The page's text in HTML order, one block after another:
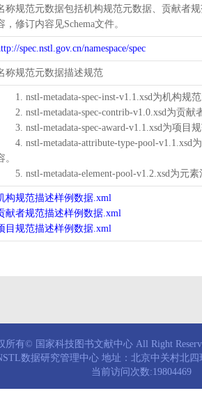
称规范元数据包括机构规范元数据、贡献者
，修订内容见Schema文件。
spec.nstl.gov.cn/namespace/spec
称规范元数据描述规范
1. nstl-metadata-spec-inst-v1.1.xsd为机构规
2. nstl-metadata-spec-contrib-v1.0.xsd为贡献
3. nstl-metadata-spec-award-v1.1.xsd为项目
4. nstl-metadata-attribute-type-pool-
。
5. nstl-metadata-element-pool-v1.2.xsd为元
构规范描述样例数据.xml
献者规范描述样例数据.xml
目规范描述样例数据.xml
所有© 国家科技图书文献中心 All Right
数据研究管理中心 地址：北京中关村北四
当前访问次数:19804469